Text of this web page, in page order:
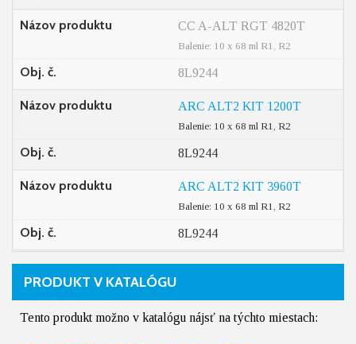
Názov produktu CC A-ALT RGT 4820T
Balenie: 10 x 68 ml R1, R2
Obj. č. 8L9244
Názov produktu ARC ALT2 KIT 1200T
Balenie: 10 x 68 ml R1, R2
Obj. č. 8L9244
Názov produktu ARC ALT2 KIT 3960T
Balenie: 10 x 68 ml R1, R2
Obj. č. 8L9244
PRODUKT V KATALÓGU
Tento produkt možno v katalógu nájsť na týchto miestach: